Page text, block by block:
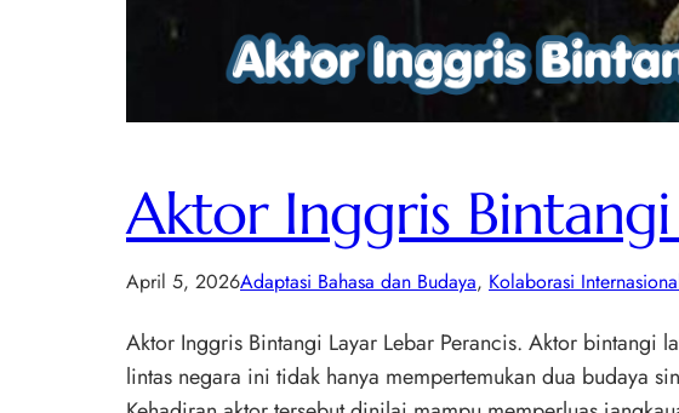
Aktor Inggris Bintangi
April 5, 2026Adaptasi Bahasa dan Budaya, Kolaborasi
Aktor Inggris Bintangi Layar Lebar Perancis. Aktor bintangi
lintas negara ini tidak hanya mempertemukan dua budaya